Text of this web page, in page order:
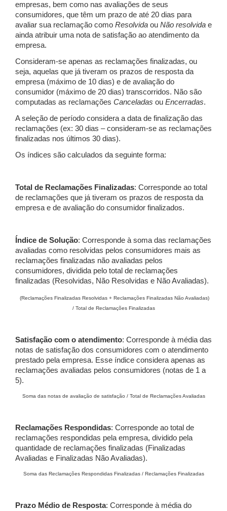
empresas, bem como nas avaliações de seus
consumidores, que têm um prazo de até 20 dias para
avaliar sua reclamação como Resolvida ou Não resolvida e
ainda atribuir uma nota de satisfação ao atendimento da
empresa.
Consideram-se apenas as reclamações finalizadas, ou
seja, aquelas que já tiveram os prazos de resposta da
empresa (máximo de 10 dias) e de avaliação do
consumidor (máximo de 20 dias) transcorridos. Não são
computadas as reclamações Canceladas ou Encerradas.
A seleção de período considera a data de finalização das
reclamações (ex: 30 dias – consideram-se as reclamações
finalizadas nos últimos 30 dias).
Os índices são calculados da seguinte forma:
Total de Reclamações Finalizadas: Corresponde ao total
de reclamações que já tiveram os prazos de resposta da
empresa e de avaliação do consumidor finalizados.
Índice de Solução: Corresponde à soma das reclamações
avaliadas como resolvidas pelos consumidores mais as
reclamações finalizadas não avaliadas pelos
consumidores, dividida pelo total de reclamações
finalizadas (Resolvidas, Não Resolvidas e Não Avaliadas).
(Reclamações Finalizadas Resolvidas + Reclamações Finalizadas Não Avaliadas)
/ Total de Reclamações Finalizadas
Satisfação com o atendimento: Corresponde à média das
notas de satisfação dos consumidores com o atendimento
prestado pela empresa. Esse índice considera apenas as
reclamações avaliadas pelos consumidores (notas de 1 a
5).
Soma das notas de avaliação de satisfação / Total de Reclamações Avaliadas
Reclamações Respondidas: Corresponde ao total de
reclamações respondidas pela empresa, dividido pela
quantidade de reclamações finalizadas (Finalizadas
Avaliadas e Finalizadas Não Avaliadas).
Soma das Reclamações Respondidas Finalizadas / Reclamações Finalizadas
Prazo Médio de Resposta: Corresponde à média do